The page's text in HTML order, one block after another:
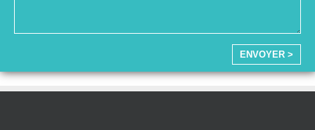
ENVOYER >